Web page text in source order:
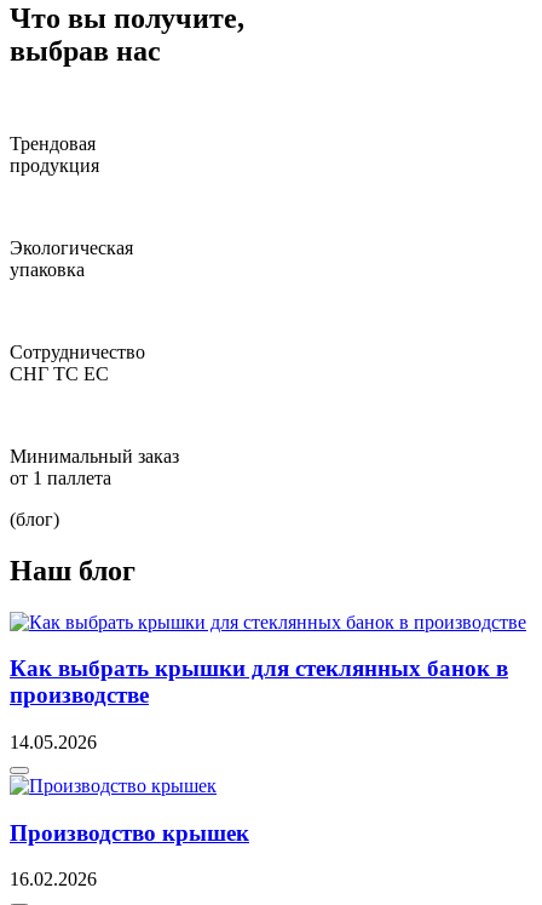
Что вы получите,
выбрав нас
Трендовая
продукция
Экологическая
упаковка
Сотрудничество
СНГ ТС ЕС
Минимальный заказ
от 1 паллета
(блог)
Наш блог
Как выбрать крышки для стеклянных банок в
производстве
14.05.2026
Производство крышек
16.02.2026